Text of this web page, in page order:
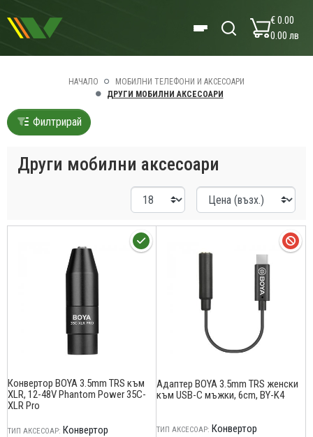
€ 0.00
0.00 лв
НАЧАЛО
МОБИЛНИ ТЕЛЕФОНИ И АКСЕСОАРИ
ДРУГИ МОБИЛНИ АКСЕСОАРИ
Филтрирай
Други мобилни аксесоари
Конвертор BOYA 3.5mm TRS към
XLR, 12-48V Phantom Power 35C-
XLR Pro
ТИП АКСЕСОАР: Конвертор
Адаптер BOYA 3.5mm TRS женски
към USB-C мъжки, 6cm, BY-K4
ТИП АКСЕСОАР: Конвертор